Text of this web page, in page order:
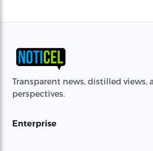
Transparent news, distilled views,
perspectives.
Enterprise